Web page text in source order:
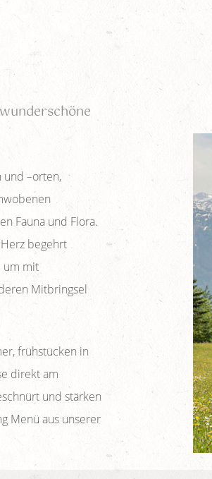
und –orten,
Fauna und Flora.
begehrt
um mit
Mitbringsel
frühstücken in
direkt am
und stärken
Menü aus unserer